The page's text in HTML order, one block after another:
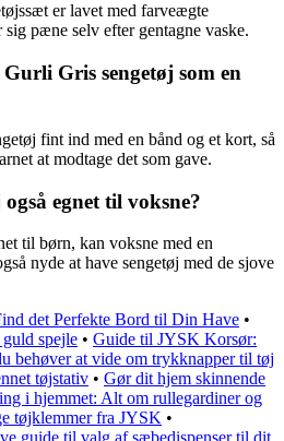
er lavet med farveægte
pæne selv efter gentagne vaske.
Gris sengetøj som en
fint ind med en bånd og et kort, så
at modtage det som gave.
egnet til voksne?
til børn, kan voksne med en
nyde at have sengetøj med de sjove
det Perfekte Bord til Din Have •
spejle • Guide til JYSK Korsør:
behøver at vide om trykknapper til tøj
tøjstativ • Gør dit hjem skinnende
i hjemmet: Alt om rullegardiner og
tøjklemmer fra JYSK •